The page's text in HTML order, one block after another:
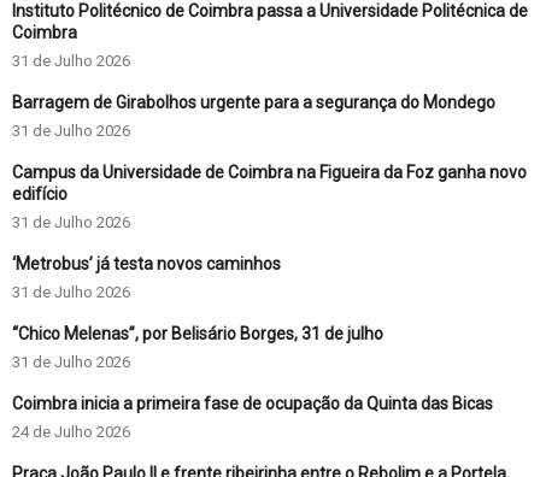
Instituto Politécnico de Coimbra passa a Universidade Politécnica de
Coimbra
31 de Julho 2026
Barragem de Girabolhos urgente para a segurança do Mondego
31 de Julho 2026
Campus da Universidade de Coimbra na Figueira da Foz ganha novo
edifício
31 de Julho 2026
‘Metrobus’ já testa novos caminhos
31 de Julho 2026
“Chico Melenas”, por Belisário Borges, 31 de julho
31 de Julho 2026
Coimbra inicia a primeira fase de ocupação da Quinta das Bicas
24 de Julho 2026